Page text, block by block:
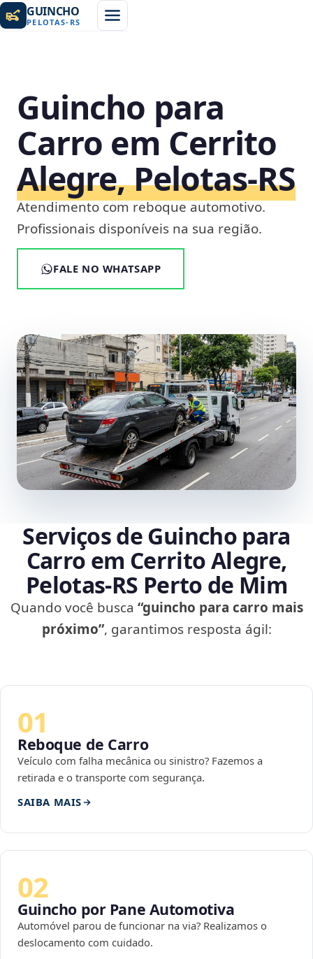
GUINCHO
PELOTAS- RS
Guincho para
Carro em Cerrito
Alegre, Pelotas‑RS
Atendimento com reboque automotivo.
Profissionais disponíveis na sua região.
FALE NO WHATSAPP
Serviços de Guincho para
Carro em Cerrito Alegre,
Pelotas‑RS Perto de Mim
Quando você busca “guincho para carro mais
próximo”, garantimos resposta ágil:
01
Reboque de Carro
Veículo com falha mecânica ou sinistro? Fazemos a
retirada e o transporte com segurança.
SAIBA MAIS
02
Guincho por Pane Automotiva
Automóvel parou de funcionar na via? Realizamos o
deslocamento com cuidado.